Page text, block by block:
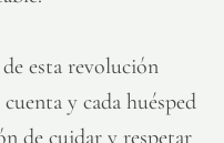
esta revolución
y cada huésped
de cuidar y respetar